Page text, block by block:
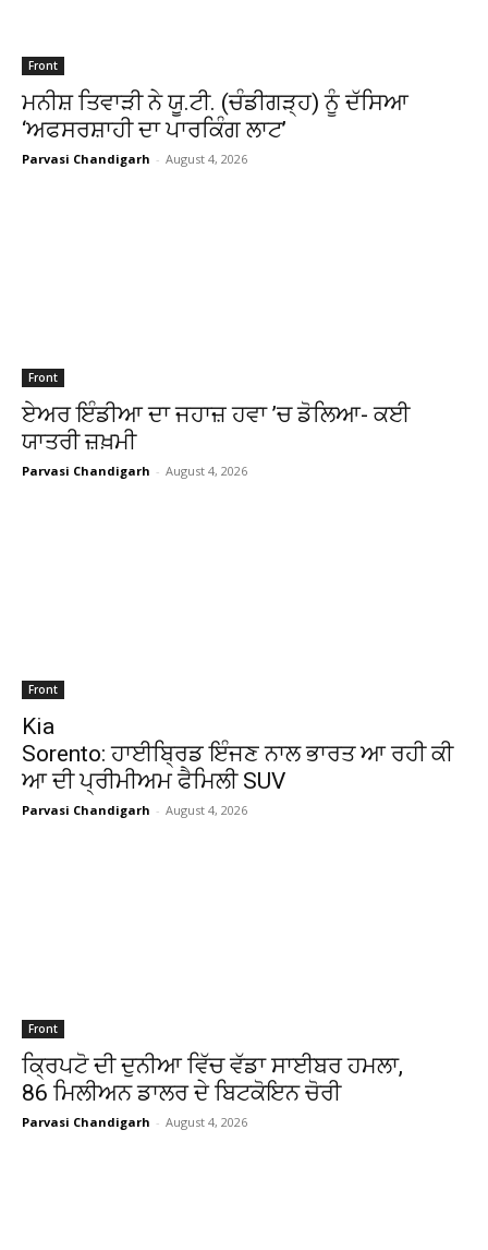
Front
ਮਨੀਸ਼ ਤਿਵਾੜੀ ਨੇ ਯੂ.ਟੀ. (ਚੰਡੀਗੜ੍ਹ) ਨੂੰ ਦੱਸਿਆ
‘ਅਫਸਰਸ਼ਾਹੀ ਦਾ ਪਾਰਕਿੰਗ ਲਾਟ’
Parvasi Chandigarh - August 4, 2026
Front
ਏਅਰ ਇੰਡੀਆ ਦਾ ਜਹਾਜ਼ ਹਵਾ ’ਚ ਡੋਲਿਆ- ਕਈ
ਯਾਤਰੀ ਜ਼ਖ਼ਮੀ
Parvasi Chandigarh - August 4, 2026
Front
Kia
Sorento: ਹਾਈਬ੍ਰਿਡ ਇੰਜਣ ਨਾਲ ਭਾਰਤ ਆ ਰਹੀ ਕੀ
ਆ ਦੀ ਪ੍ਰੀਮੀਅਮ ਫੈਮਿਲੀ SUV
Parvasi Chandigarh - August 4, 2026
Front
ਕ੍ਰਿਪਟੋ ਦੀ ਦੁਨੀਆ ਵਿੱਚ ਵੱਡਾ ਸਾਈਬਰ ਹਮਲਾ,
86 ਮਿਲੀਅਨ ਡਾਲਰ ਦੇ ਬਿਟਕੋਇਨ ਚੋਰੀ
Parvasi Chandigarh - August 4, 2026